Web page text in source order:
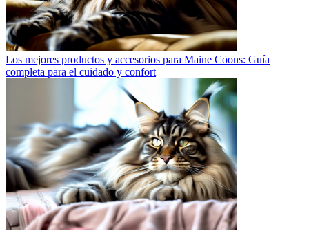
Los mejores productos y accesorios para Maine Coons: Guía
completa para el cuidado y confort